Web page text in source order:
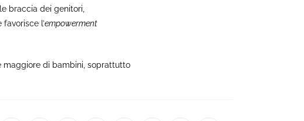
braccia dei genitori,
l’empowerment
maggiore di bambini, soprattutto